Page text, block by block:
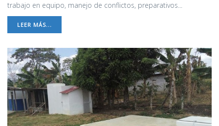
trabajo en equipo, manejo de conflictos, preparativos...
LEER MÁS...